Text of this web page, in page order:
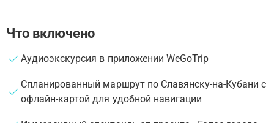
Что включено
Аудиоэкскурсия в приложении WeGoTrip
Спланированный маршрут по Славянску-на-Кубани с
офлайн-картой для удобной навигации